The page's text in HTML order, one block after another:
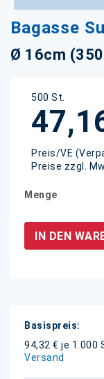
Bagasse
Ø 16cm
500 St.
Preis/VE
Preise zzgl.
Menge
IN DEN
Weitere
Informationen
94,32 € je 1.000
Versand
Anfang
der
Bildgalerie